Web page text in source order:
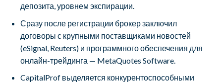
депозита, уровнем экспирации.
Сразу после регистрации брокер заключил
договоры с крупными поставщиками новостей
(eSignal, Reuters) и программного обеспечения для
онлайн-трейдинга — MetaQuotes Software.
CapitalProf выделяется конкурентоспособными